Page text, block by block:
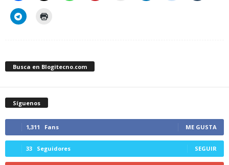
Busca en Blogitecno.com
Síguenos
1,311 Fans ME GUSTA
33 Seguidores SEGUIR